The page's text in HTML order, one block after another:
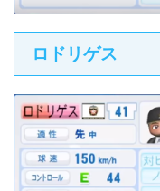
ロドリゲス